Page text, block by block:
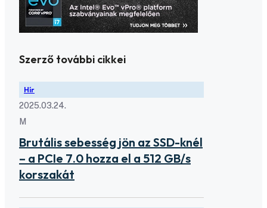
Szerző további cikkei
Hír
2025.03.24.
M
Brutális sebesség jön az SSD-knél
– a PCIe 7.0 hozza el a 512 GB/s
korszakát